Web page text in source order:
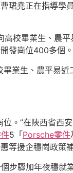
珺堯正在指導學
校畢業生、農
發崗位400多個。
業生、農平易
。”在陜西省西
5「 Porsche零件
等援企穩崗政策
步驟加年夜穩